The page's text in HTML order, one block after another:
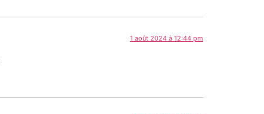
1 août 2024 à 12:44 pm